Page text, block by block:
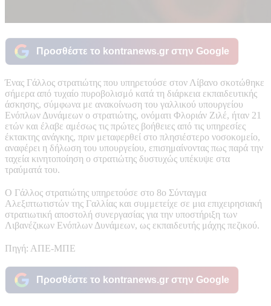
Προσθέστε το kontranews.gr στην Google
Ένας Γάλλος στρατιώτης που υπηρετούσε στον Λίβανο σκοτώθηκε
σήμερα από τυχαίο πυροβολισμό κατά τη διάρκεια εκπαιδευτικής
άσκησης, σύμφωνα με ανακοίνωση του γαλλικού υπουργείου
Ενόπλων Δυνάμεων ο στρατιώτης, ονόματι Φλοριάν Ζιλέ, ήταν 21
ετών και έλαβε αμέσως τις πρώτες βοήθειες από τις υπηρεσίες
έκτακτης ανάγκης, πριν μεταφερθεί στο πλησιέστερο νοσοκομείο,
αναφέρει η δήλωση του υπουργείου, επισημαίνοντας πως παρά την
ταχεία κινητοποίηση ο στρατιώτης δυστυχώς υπέκυψε στα
τραύματά του.
Ο Γάλλος στρατιώτης υπηρετούσε στο 8ο Σύνταγμα
Αλεξιπτωτιστών της Γαλλίας και συμμετείχε σε μια επιχειρησιακή
στρατιωτική αποστολή συνεργασίας για την υποστήριξη των
Λιβανέζικων Ενόπλων Δυνάμεων, ως εκπαιδευτής μάχης πεζικού.
Πηγή: ΑΠΕ-ΜΠΕ
Προσθέστε το kontranews.gr στην Google